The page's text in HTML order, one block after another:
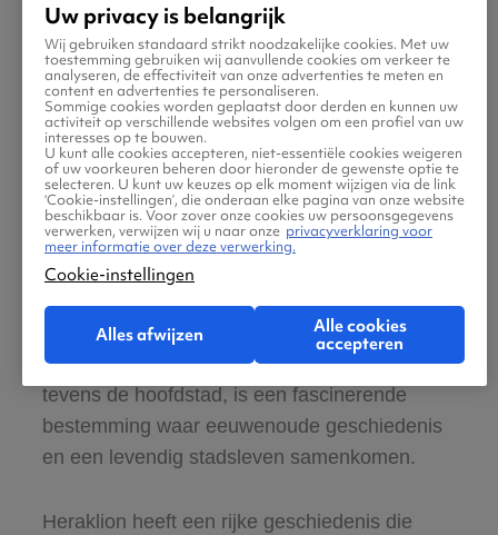
uitgebreid assortiment aan hotels, variërend
van low budget tot accommodaties in het
luxere segment.
Wat kun je allemaal doen in
Heraklion?
Heraklion, de grootste stad van Kreta en
tevens de hoofdstad, is een fascinerende
bestemming waar eeuwenoude geschiedenis
en een levendig stadsleven samenkomen.
Heraklion heeft een rijke geschiedenis die
Uw privacy is belangrijk
Wij gebruiken standaard strikt noodzakelijke cookies. Met uw
toestemming gebruiken wij aanvullende cookies om verkeer te
analyseren, de effectiviteit van onze advertenties te meten en
content en advertenties te personaliseren.
Sommige cookies worden geplaatst door derden en kunnen uw
activiteit op verschillende websites volgen om een profiel van uw
interesses op te bouwen.
U kunt alle cookies accepteren, niet-essentiële cookies weigeren
of uw voorkeuren beheren door hieronder de gewenste optie te
selecteren. U kunt uw keuzes op elk moment wijzigen via de link
‘Cookie-instellingen’, die onderaan elke pagina van onze website
beschikbaar is. Voor zover onze cookies uw persoonsgegevens
verwerken, verwijzen wij u naar onze privacyverklaring voor
meer informatie over deze verwerking.
Cookie-instellingen
Alles afwijzen
Alle cookies
accepteren